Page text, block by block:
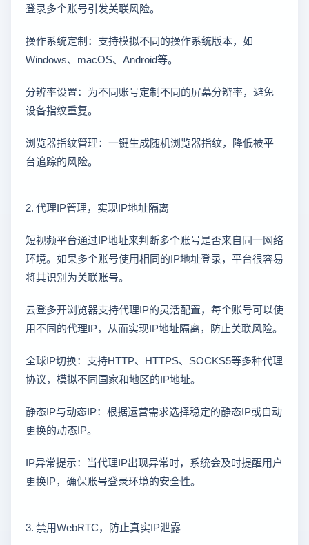
登录多个账号引发关联风险。
操作系统定制：支持模拟不同的操作系统版本，如
Windows、macOS、Android等。
分辨率设置：为不同账号定制不同的屏幕分辨率，避免
设备指纹重复。
浏览器指纹管理：一键生成随机浏览器指纹，降低被平
台追踪的风险。
2. 代理IP管理，实现IP地址隔离
短视频平台通过IP地址来判断多个账号是否来自同一网络
环境。如果多个账号使用相同的IP地址登录，平台很容易
将其识别为关联账号。
云登多开浏览器支持代理IP的灵活配置，每个账号可以使
用不同的代理IP，从而实现IP地址隔离，防止关联风险。
全球IP切换：支持HTTP、HTTPS、SOCKS5等多种代理
协议，模拟不同国家和地区的IP地址。
静态IP与动态IP：根据运营需求选择稳定的静态IP或自动
更换的动态IP。
IP异常提示：当代理IP出现异常时，系统会及时提醒用户
更换IP，确保账号登录环境的安全性。
3. 禁用WebRTC，防止真实IP泄露